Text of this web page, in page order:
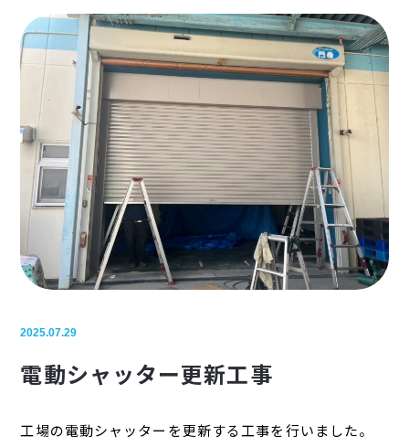
2025.07.29
電動シャッター更新工事
工場の電動シャッターを更新する工事を行いました。